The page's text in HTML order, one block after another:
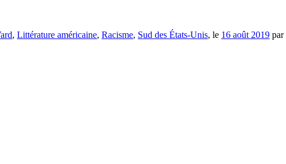
, Littérature américaine, Racisme, Sud des États-Unis, le 16 août 2019 par